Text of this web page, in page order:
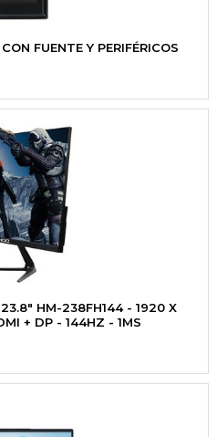
FUENTE Y PERIFÉRICOS
HM-238FH144 - 1920 X
+ DP - 144HZ - 1MS